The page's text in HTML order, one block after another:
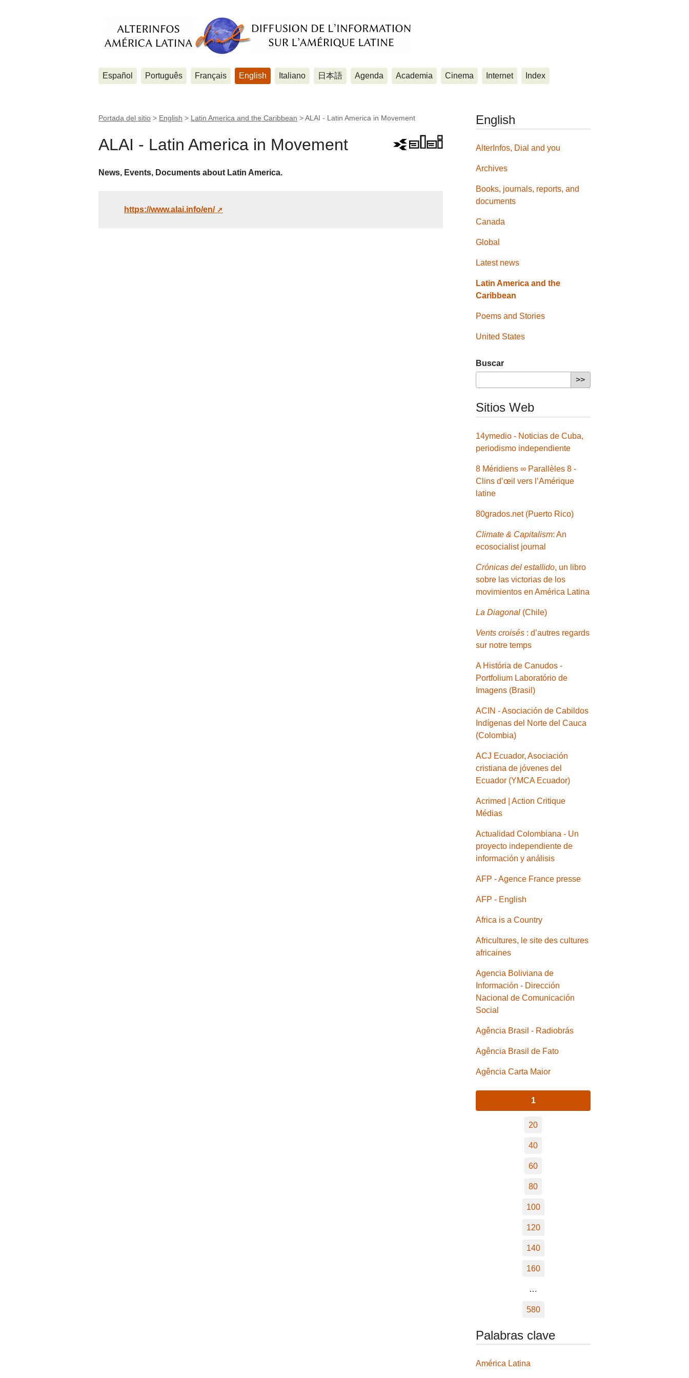
Español Português Français English Italiano 日本語 Agenda Academia Cinema Internet Index
Portada del sitio > English > Latin America and the Caribbean >ALAI - Latin America in Movement
ALAI - Latin America in Movement
News, Events, Documents about Latin America.
https://www.alai.info/en/
English
AlterInfos, Dial and you
Archives
Books, journals, reports, and
documents
Canada
Global
Latest news
Latin America and the
Caribbean
Poems and Stories
United States
Buscar
Sitios Web
14ymedio - Noticias de Cuba,
periodismo independiente
8 Méridiens ∞ Parallèles 8 -
Clins d’œil vers l’Amérique
latine
80grados.net (Puerto Rico)
Climate & Capitalism: An
ecosocialist journal
Crónicas del estallido, un libro
sobre las victorias de los
movimientos en América Latina
La Diagonal (Chile)
Vents croisés : d’autres regards
sur notre temps
A História de Canudos -
Portfolium Laboratório de
Imagens (Brasil)
ACIN - Asociación de Cabildos
Indígenas del Norte del Cauca
(Colombia)
ACJ Ecuador, Asociación
cristiana de jóvenes del
Ecuador (YMCA Ecuador)
Acrimed | Action Critique
Médias
Actualidad Colombiana - Un
proyecto independiente de
información y análisis
AFP - Agence France presse
AFP - English
Africa is a Country
Africultures, le site des cultures
africaines
Agencia Boliviana de
Información - Dirección
Nacional de Comunicación
Social
Agência Brasil - Radiobrás
Agência Brasil de Fato
Agência Carta Maior
1
20
40
60
80
100
120
140
160
…
580
Palabras clave
América Latina